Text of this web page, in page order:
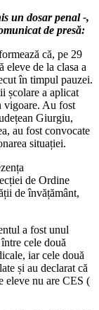
un dosar penal -,
de presă:
că, pe 29
eleve de la clasa a
în timpul pauzei.
școlare a aplicat
vigoare. Au fost
Giurgiu,
au fost convocate
situației.
de Ordine
de învățământ,
a fost unul
cele două
iar cele două
și au declarat că
eleve nu are CES (